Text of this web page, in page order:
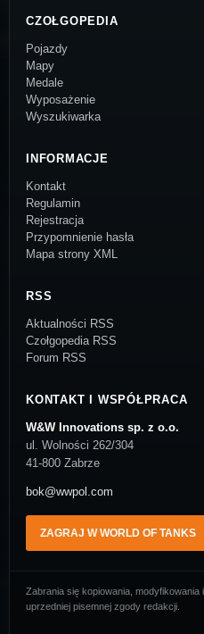
CZOŁGOPEDIA
Pojazdy
Mapy
Medale
Wyposażenie
Wyszukiwarka
INFORMACJE
Kontakt
Regulamin
Rejestracja
Przypomnienie hasła
Mapa strony XML
RSS
Aktualności RSS
Czołgopedia RSS
Forum RSS
KONTAKT I WSPÓŁPRACA
W&W Innovations sp. z o.o.
ul. Wolności 262/304
41-800 Zabrze
bok@wwpol.com
ZAGRAJ W WORLD OF TANKS
Zabrania się kopiowania,
uprzedniej pisemnej zgody redakcji.